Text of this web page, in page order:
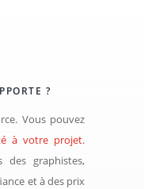
?
Vous pouvez
à votre projet.
graphistes,
et à des prix